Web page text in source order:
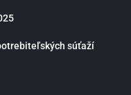
súťaží